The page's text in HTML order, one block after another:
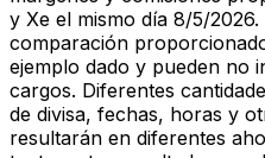
y Xe el mismo día 8/5/
comparación
ejemplo dado y pueden no
cargos. Diferentes
de divisa, fechas, horas y
resultarán en diferentes